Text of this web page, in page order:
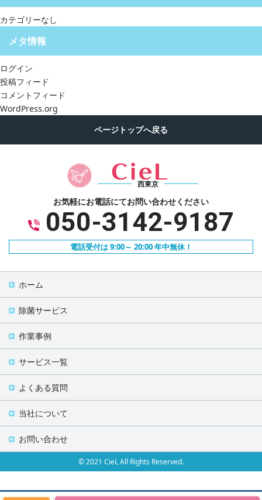
カテゴリーなし
メタ情報
ログイン
投稿フィード
コメントフィード
WordPress.org
西東京
お気軽にお電話にてお問い合わせください
050-3142-9187
電話受付は 9:00～ 20:00 年中無休！
ホーム
除菌サービス
作業事例
サービス一覧
よくある質問
当社について
お問い合わせ
© 2021 CieL All Rights Reserved.